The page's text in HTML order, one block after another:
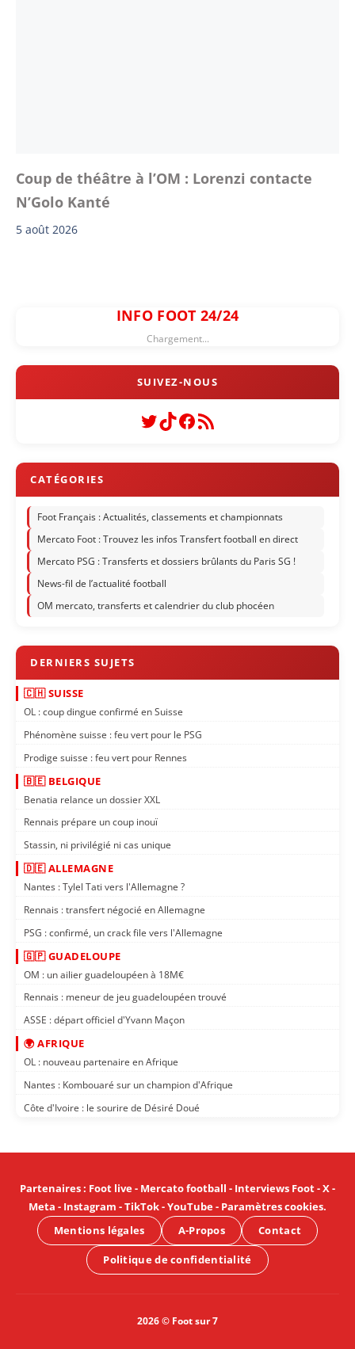
Coup de théâtre à l’OM : Lorenzi contacte
N’Golo Kanté
5 août 2026
INFO FOOT 24/24
Chargement...
Twitter
TikTok
Facebook
Flux RSS
Foot Français : Actualités, classements et championnats
Mercato Foot : Trouvez les infos Transfert football en direct
Mercato PSG : Transferts et dossiers brûlants du Paris SG !
News-fil de l’actualité football
OM mercato, transferts et calendrier du club phocéen
🇨🇭 SUISSE
OL : coup dingue confirmé en Suisse
Phénomène suisse : feu vert pour le PSG
Prodige suisse : feu vert pour Rennes
🇧🇪 BELGIQUE
Benatia relance un dossier XXL
Rennais prépare un coup inouï
Stassin, ni privilégié ni cas unique
🇩🇪 ALLEMAGNE
Nantes : Tylel Tati vers l'Allemagne ?
Rennais : transfert négocié en Allemagne
PSG : confirmé, un crack file vers l'Allemagne
🇬🇵 GUADELOUPE
OM : un ailier guadeloupéen à 18M€
Rennais : meneur de jeu guadeloupéen trouvé
ASSE : départ officiel d'Yvann Maçon
🌍 AFRIQUE
OL : nouveau partenaire en Afrique
Nantes : Kombouaré sur un champion d'Afrique
Côte d'Ivoire : le sourire de Désiré Doué
Partenaires: Foot live- Mercato football - Interviews Foot-X-
Meta - Instagram -TikTok-YouTube- Paramètres cookies.
Mentions légales
A-Propos Contact
Politique de confidentialité
2026 © Foot sur 7